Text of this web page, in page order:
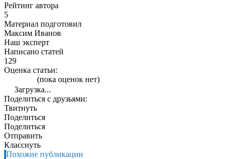
Рейтинг автора
5
Материал подготовил
Максим Иванов
Наш эксперт
Написано статей
129
Оценка статьи:
(пока оценок нет)
Загрузка...
Поделиться с друзьями:
Твитнуть
Поделиться
Поделиться
Отправить
Класснуть
Похожие публикации